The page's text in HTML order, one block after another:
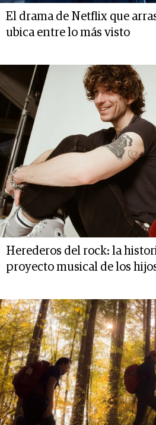
El drama de Netflix que
ubica entre lo más visto
Herederos del rock: la
proyecto musical de los